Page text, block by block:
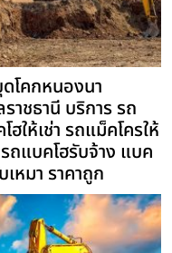
โคกหนองนา
าชธานี บริการ รถ
ฮให้เช่า รถแม็คโครให้
รถแบคโฮรับจ้าง แบค
เหมา ราคาถูก